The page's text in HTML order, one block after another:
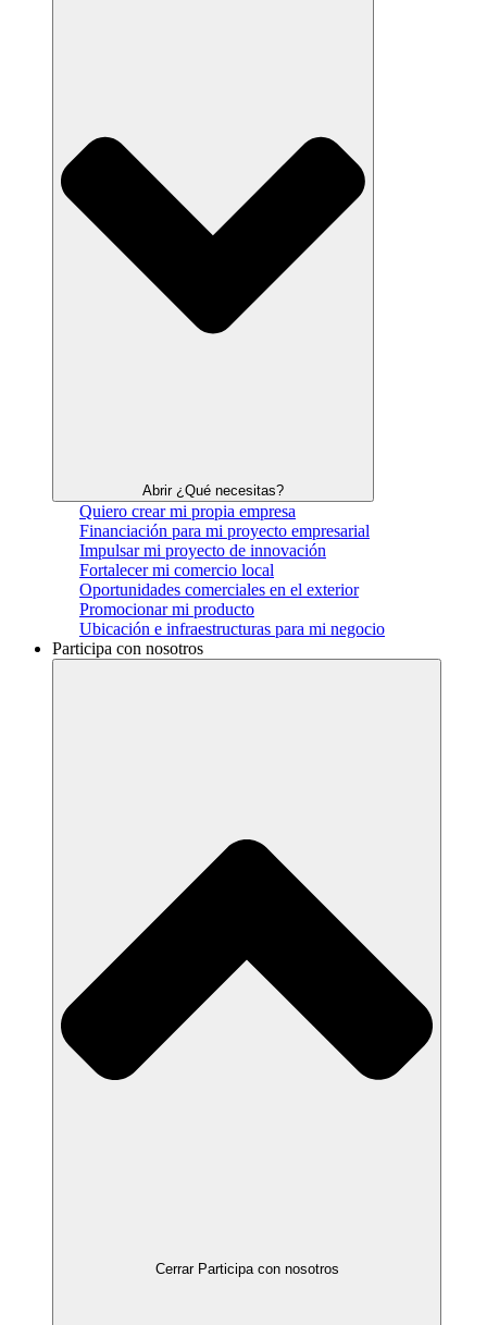
Abrir ¿Qué necesitas?
Quiero crear mi propia empresa
Financiación para mi proyecto empresarial
Impulsar mi proyecto de innovación
Fortalecer mi comercio local
Oportunidades comerciales en el exterior
Promocionar mi producto
Ubicación e infraestructuras para mi negocio
Participa con nosotros
Cerrar Participa con nosotros